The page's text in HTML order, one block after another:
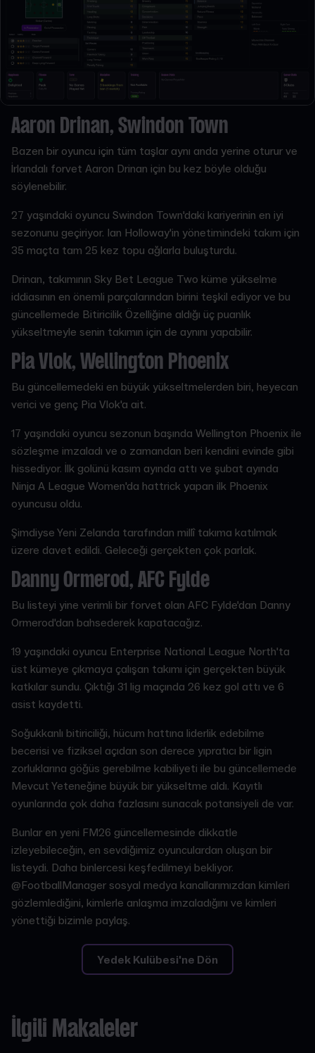
Aaron Drinan, Swindon Town
Bazen bir oyuncu için tüm taşlar aynı anda yerine oturur ve
İrlandalı forvet Aaron Drinan için bu kez böyle olduğu
söylenebilir.
27 yaşındaki oyuncu Swindon Town'daki kariyerinin en iyi
sezonunu geçiriyor. Ian Holloway'in yönetimindeki takım için
35 maçta tam 25 kez topu ağlarla buluşturdu.
Drinan, takımının Sky Bet League Two küme yükselme
iddiasının en önemli parçalarından birini teşkil ediyor ve bu
güncellemede Bitiricilik Özelliğine aldığı üç puanlık
yükseltmeyle senin takımın için de aynını yapabilir.
Pia Vlok, Wellington Phoenix
Bu güncellemedeki en büyük yükseltmelerden biri, heyecan
verici ve genç Pia Vlok'a ait.
17 yaşındaki oyuncu sezonun başında Wellington Phoenix ile
sözleşme imzaladı ve o zamandan beri kendini evinde gibi
hissediyor. İlk golünü kasım ayında attı ve şubat ayında
Ninja A League Women'da hattrick yapan ilk Phoenix
oyuncusu oldu.
Şimdiyse Yeni Zelanda tarafından millî takıma katılmak
üzere davet edildi. Geleceği gerçekten çok parlak.
Danny Ormerod, AFC Fylde
Bu listeyi yine verimli bir forvet olan AFC Fylde'dan Danny
Ormerod'dan bahsederek kapatacağız.
19 yaşındaki oyuncu Enterprise National League North'ta
üst kümeye çıkmaya çalışan takımı için gerçekten büyük
katkılar sundu. Çıktığı 31 lig maçında 26 kez gol attı ve 6
asist kaydetti.
Soğukkanlı bitiriciliği, hücum hattına liderlik edebilme
becerisi ve fiziksel açıdan son derece yıpratıcı bir ligin
zorluklarına göğüs gerebilme kabiliyeti ile bu güncellemede
Mevcut Yeteneğine büyük bir yükseltme aldı. Kayıtlı
oyunlarında çok daha fazlasını sunacak potansiyeli de var.
Bunlar en yeni FM26 güncellemesinde dikkatle
izleyebileceğin, en sevdiğimiz oyunculardan oluşan bir
listeydi. Daha binlercesi keşfedilmeyi bekliyor.
@FootballManager sosyal medya kanallarımızdan kimleri
gözlemlediğini, kimlerle anlaşma imzaladığını ve kimleri
yönettiği bizimle paylaş.
Yedek Kulübesi'ne Dön
İlgili Makaleler